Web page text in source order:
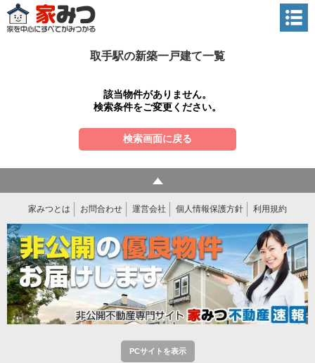
取手駅の新築一戸建て一覧
該当物件がありません。
検索条件をご変更ください。
検索画面に戻る
家みつとは お問合わせ 運営会社 個人情報保護方針 利用規約
PCサイトを表示